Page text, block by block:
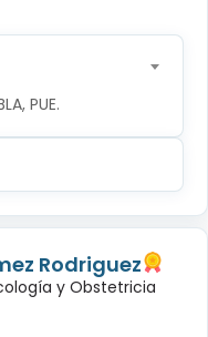
PUE.
Rodriguez
y Obstetricia